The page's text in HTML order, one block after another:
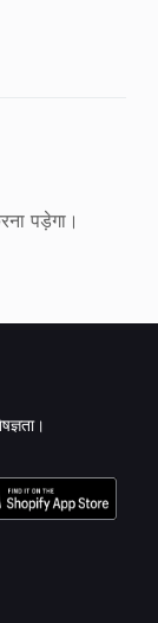
पड़ेगा।